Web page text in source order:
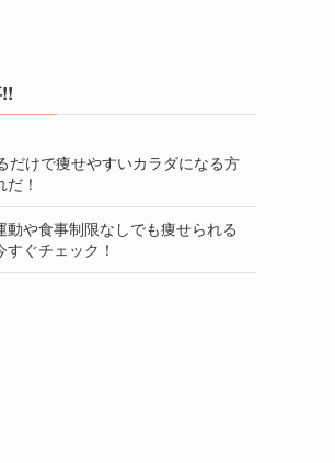
だけで痩せやすいカラダになる方
！
動や食事制限なしでも痩せられる
すぐチェック！